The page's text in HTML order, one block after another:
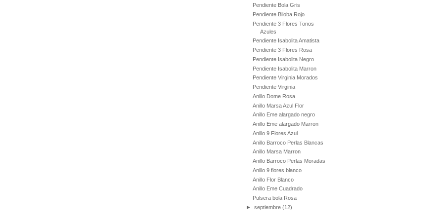
Pendiente Bola Gris
Pendiente Biloba Rojo
Pendiente 3 Flores Tonos
Azules
Pendiente Isabolita Amatista
Pendiente 3 Flores Rosa
Pendiente Isabolita Negro
Pendiente Isabolita Marron
Pendiente Virginia Morados
Pendiente Virginia
Anillo Dome Rosa
Anillo Marsa Azul Flor
Anillo Eme alargado negro
Anillo Eme alargado Marron
Anillo 9 Flores Azul
Anillo Barroco Perlas Blancas
Anillo Marsa Marron
Anillo Barroco Perlas Moradas
Anillo 9 flores blanco
Anillo Flor Blanco
Anillo Eme Cuadrado
Pulsera bola Rosa
►septiembre (12)